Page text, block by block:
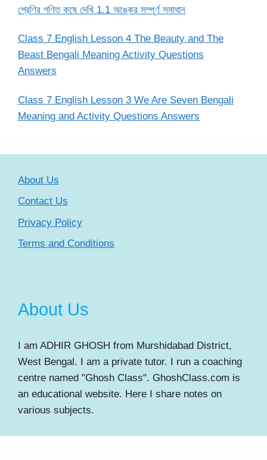
শ্রেণির গণিত কষে দেখি 1.1 অঙ্কের সম্পূর্ণ সমাধান
Class 7 English Lesson 4 The Beauty and The
Beast Bengali Meaning Activity Questions
Answers
Class 7 English Lesson 3 We Are Seven Bengali
Meaning and Activity Questions Answers
About Us
Contact Us
Privacy Policy
Terms and Conditions
About Us
I am ADHIR GHOSH from Murshidabad District,
West Bengal. I am a private tutor. I run a coaching
centre named "Ghosh Class". GhoshClass.com is
an educational website. Here I share notes on
various subjects.